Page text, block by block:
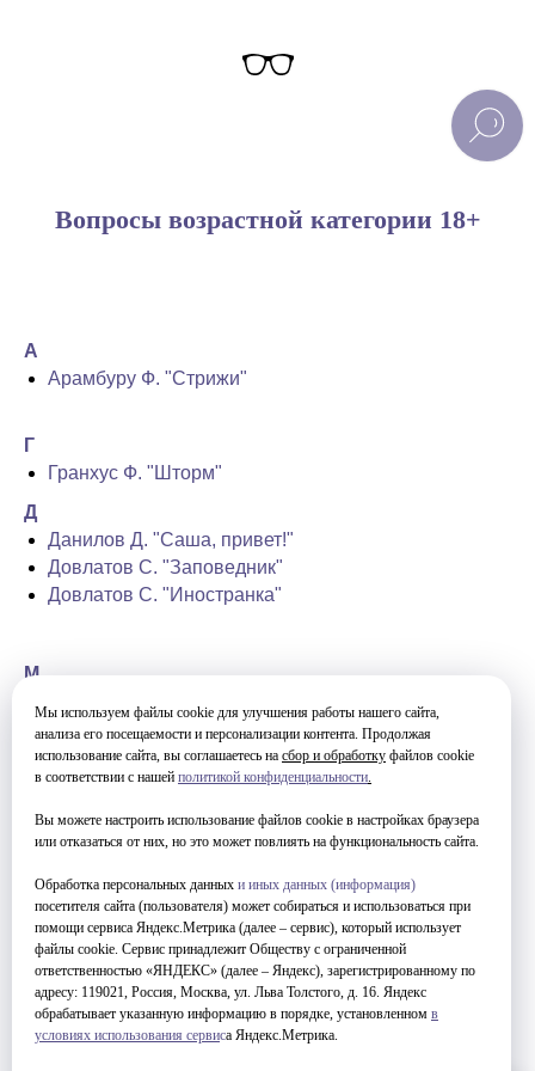
Мы используем файлы cookie для улучшения работы нашего сайта,
анализа его посещаемости и персонализации контента. Продолжая
использование сайта, вы соглашаетесь на сбор и обработку файлов cookie
в соответствии с нашей политикой конфиденциальности.
Вы можете настроить использование файлов cookie в настройках браузера
или отказаться от них, но это может повлиять на функциональность сайта.
Обработка персональных данных и иных данных (информация)
посетителя сайта (пользователя) может собираться и использоваться при
помощи сервиса Яндекс.Метрика (далее – сервис), который использует
файлы cookie. Сервис принадлежит Обществу с ограниченной
ответственностью «ЯНДЕКС» (далее – Яндекс), зарегистрированному по
адресу: 119021, Россия, Москва, ул. Льва Толстого, д. 16. Яндекс
обрабатывает указанную информацию в порядке, установленном в
условиях использования сервиса Яндекс.Метрика.
Вопросы возрастной категории 18+
А
Арамбуру Ф. "Стрижи"
Г
Гранхус Ф. "Шторм"
Д
Данилов Д. "Саша, привет!"
Довлатов С. "Заповедник"
Довлатов С. "Иностранка"
М
Степнова М. "Сад"
Т
Токарева В. "Дом за поселком"